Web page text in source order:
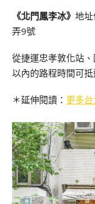
《北門鳳李冰》 地
弄9號
從捷運忠孝敦化站
以內的路程時間可抵
＊延伸閱讀： 更多